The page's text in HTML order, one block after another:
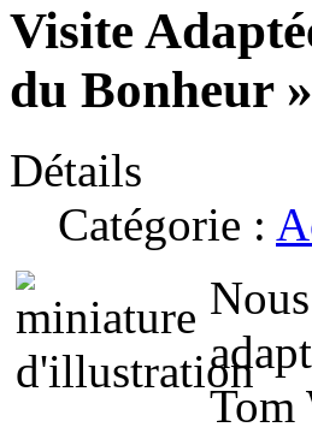
Visite
du Bonheur »
Détails
Catégorie :
Tom